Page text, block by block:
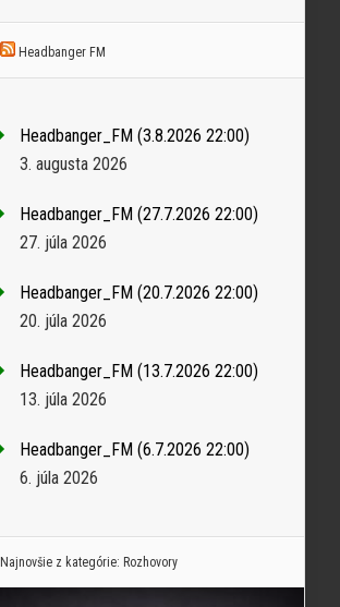
Headbanger FM
Headbanger_FM (3.8.2026 22:00)
3. augusta 2026
Headbanger_FM (27.7.2026 22:00)
27. júla 2026
Headbanger_FM (20.7.2026 22:00)
20. júla 2026
Headbanger_FM (13.7.2026 22:00)
13. júla 2026
Headbanger_FM (6.7.2026 22:00)
6. júla 2026
Najnovšie z kategórie: Rozhovory